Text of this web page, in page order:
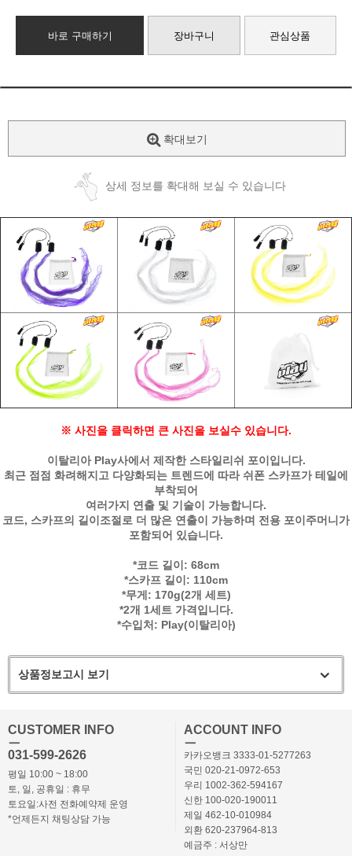
바로 구매하기 장바구니 관심상품
확대보기
상세 정보를 확대해 보실 수 있습니다
※ 사진을 클릭하면 큰 사진을 보실수 있습니다.
이탈리아 Play사에서 제작한 스타일리쉬 포이입니다.
최근 점점 화려해지고 다양화되는 트렌드에 따라 쉬폰 스카프가 테일에
부착되어
여러가지 연출 및 기술이 가능합니다.
코드, 스카프의 길이조절로 더 많은 연출이 가능하며 전용 포이주머니가
포함되어 있습니다.
*코드 길이: 68cm
*스카프 길이: 110cm
*무게: 170g(2개 세트)
*2개 1세트 가격입니다.
*수입처: Play(이탈리아)
상품정보고시 보기
CUSTOMER INFO
ㅡ
031-599-2626
평일 10:00 ~ 18:00
토, 일, 공휴일 : 휴무
토요일:사전 전화예약제 운영
*언제든지 채팅상담 가능
ACCOUNT INFO
ㅡ
카카오뱅크 3333-01-5277263
국민 020-21-0972-653
우리 1002-362-594167
신한 100-020-190011
제일 462-10-010984
외환 620-237964-813
예금주 : 서상만